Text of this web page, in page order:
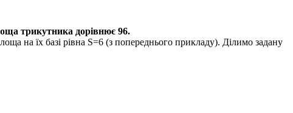
трикутника дорівнює 96.
на їх базі рівна S=6 (з попереднього прикладу). Ділимо задану